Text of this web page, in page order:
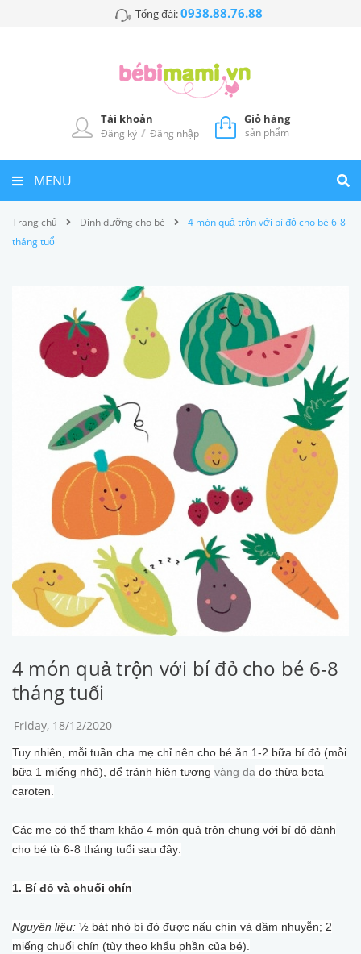
Tổng đài:0938.88.76.88
Tài khoản
Đăng ký / Đăng nhập
Giỏ hàng
sản phẩm
MENU
Trang chủ Dinh dưỡng cho bé
4 món quả trộn với bí đỏ cho bé 6-8
tháng tuổi
4 món quả trộn với bí đỏ cho bé 6-8
tháng tuổi
Friday, 18/12/2020
Tuy nhiên, mỗi tuần cha mẹ chỉ nên cho bé ăn 1-2 bữa bí đỏ (mỗi
bữa 1 miếng nhỏ), để tránh hiện tượng vàng da do thừa beta
caroten.
Các mẹ có thể tham khảo 4 món quả trộn chung với bí đỏ dành
cho bé từ 6-8 tháng tuổi sau đây:
1. Bí đỏ và chuối chín
Nguyên liệu: ½ bát nhỏ bí đỏ được nấu chín và dầm nhuyễn; 2
miếng chuối chín (tùy theo khẩu phần của bé).